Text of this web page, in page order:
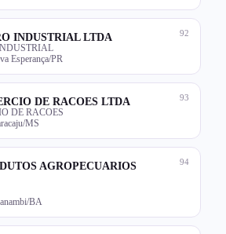
92
INDUSTRIAL LTDA
Esperança/PR
93
DE RACOES LTDA
DE RACOES
MS
94
AGROPECUARIOS
BA